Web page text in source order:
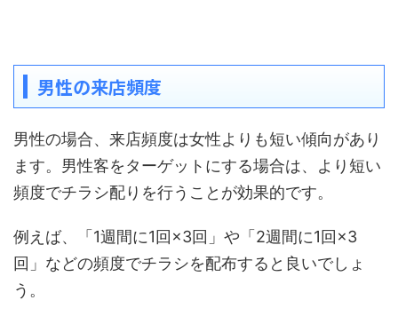
男性の来店頻度
男性の場合、来店頻度は女性よりも短い傾向があり
ます。男性客をターゲットにする場合は、より短い
頻度でチラシ配りを行うことが効果的です。
例えば、「1週間に1回×3回」や「2週間に1回×3
回」などの頻度でチラシを配布すると良いでしょ
う。